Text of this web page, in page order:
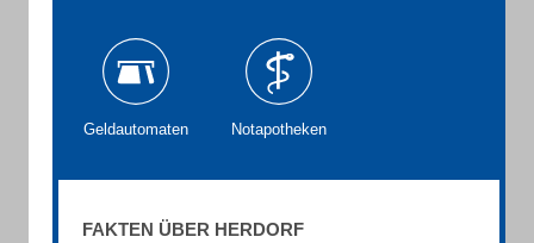
Geldautomaten Notapotheken
FAKTEN ÜBER HERDORF